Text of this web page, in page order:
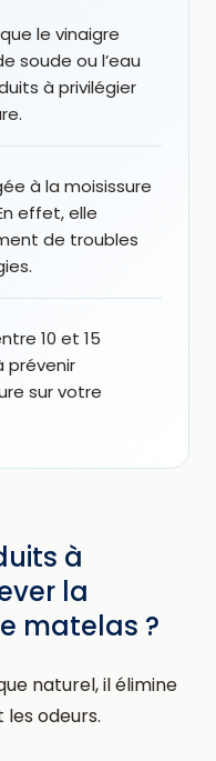
le vinaigre
soude ou l’eau
à privilégier
à la moisissure
effet, elle
de troubles
10 et 15
prévenir
sur votre
à
la
matelas ?
naturel, il élimine
odeurs.